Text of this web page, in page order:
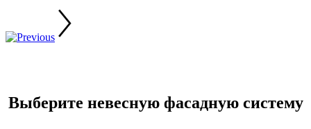
Выберите невесную фасадную систему